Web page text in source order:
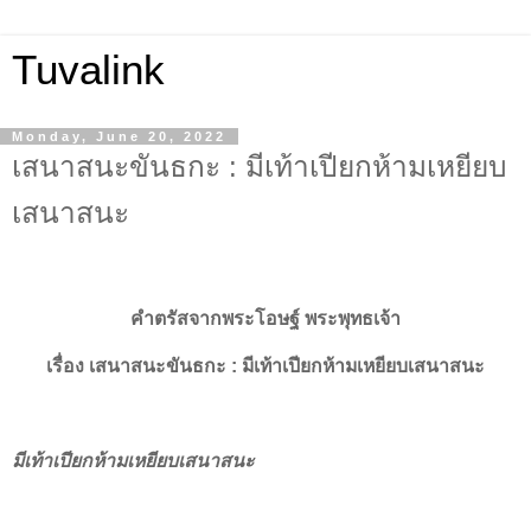
Tuvalink
Monday, June 20, 2022
เสนาสนะขันธกะ : มีเท้าเปียกห้ามเหยียบ
เสนาสนะ
คำตรัสจากพระโอษฐ์ พระพุทธเจ้า
เรื่อง เสนาสนะขันธกะ : มีเท้าเปียกห้ามเหยียบเสนาสนะ
มีเท้าเปียกห้ามเหยียบเสนาสนะ